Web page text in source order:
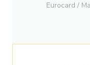
Eurocard /